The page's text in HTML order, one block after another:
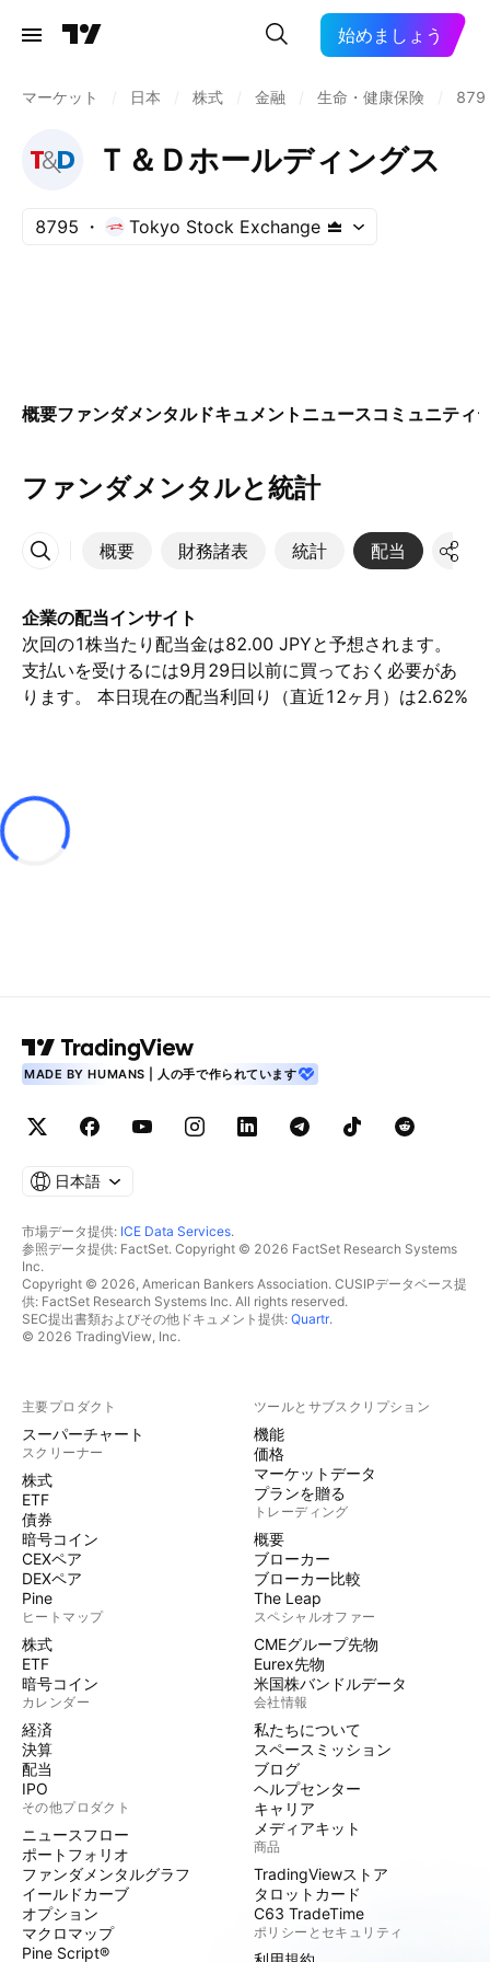
始めましょう
マーケット 日本 株式 金融 生命・健康保険
Ｔ＆Ｄホールディングス
8795 Tokyo Stock Exchange
概要ファンダメンタルドキュメント ニュースコミュニティ
ファンダメンタルと統計
概要 財務諸表 統計 配当 決算
その他
企業の配当インサイト
次回の1株当たり配当金は82.00 JPYと予想されます。
支払いを受けるには9月29日以前に買っておく必要があ
ります。 本日現在の配当利回り（直近12ヶ月）は2.62%
MADE BY HUMANS | 人の手で作られています
日本語
市場データ提供: ICE Data Services.
参照データ提供: FactSet. Copyright © 2026 FactSet Research Systems
Inc.
Copyright © 2026, American Bankers Association. CUSIPデータベース提
供: FactSet Research Systems Inc. All rights reserved.
SEC提出書類およびその他ドキュメント提供: Quartr.
© 2026 TradingView, Inc.
主要プロダクト
スーパーチャート
スクリーナー
株式
ETF
債券
暗号コイン
CEXペア
DEXペア
Pine
ヒートマップ
株式
ETF
暗号コイン
カレンダー
経済
決算
配当
IPO
その他プロダクト
ニュースフロー
ポートフォリオ
ファンダメンタルグラフ
イールドカーブ
オプション
マクロマップ
Pine Script®
ツールとサブスクリプション
機能
価格
マーケットデータ
プランを贈る
トレーディング
概要
ブローカー
ブローカー比較
The Leap
スペシャルオファー
CMEグループ先物
Eurex先物
米国株バンドルデータ
会社情報
私たちについて
スペースミッション
ブログ
ヘルプセンター
キャリア
メディアキット
商品
TradingViewストア
タロットカード
C63 TradeTime
ポリシーとセキュリティ